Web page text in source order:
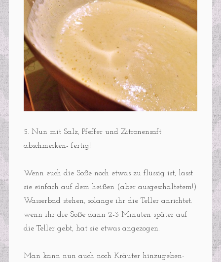
5. Nun mit Salz, Pfeffer und Zitronensaft
abschmecken- fertig!
Wenn euch die Soße noch etwas zu flüssig ist, lasst
sie einfach auf dem heißen (aber ausgeschaltetem!)
Wasserbad stehen, solange ihr die Teller anrichtet.
wenn ihr die Soße dann 2-3 Minuten später auf
die Teller gebt, hat sie etwas angezogen.
Man kann nun auch noch Kräuter hinzugeben-